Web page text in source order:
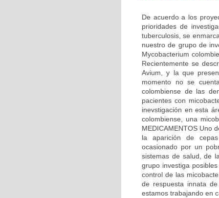
De acuerdo a los
prioridades de
tuberculosis, se
nuestro de grupo de
Mycobacterium
Recientemente se
Avium, y la que
momento no se
colombiense de las
pacientes con
inevstigación en esta
colombiense, una
MEDICAMENTOS Uno
la aparición de
ocasionado por un
sistemas de salud, de
grupo investiga
control de las
de respuesta innata
estamos trabajando en